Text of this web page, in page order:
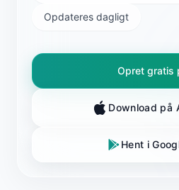
Opdateres dagligt
Opret gratis
Download på
Hent i